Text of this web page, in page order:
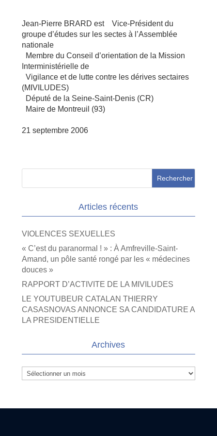
Jean-Pierre BRARD est Vice-Président du
groupe d’études sur les sectes à l’Assemblée
nationale
Membre du Conseil d’orientation de la Mission
Interministérielle de
Vigilance et de lutte contre les dérives sectaires
(MIVILUDES)
Député de la Seine-Saint-Denis (CR)
Maire de Montreuil (93)
21 septembre 2006
Articles récents
VIOLENCES SEXUELLES
« C’est du paranormal ! » : À Amfreville-Saint-
Amand, un pôle santé rongé par les « médecines
douces »
RAPPORT D’ACTIVITE DE LA MIVILUDES
LE YOUTUBEUR CATALAN THIERRY
CASASNOVAS ANNONCE SA CANDIDATURE A
LA PRESIDENTIELLE
Archives
Archives